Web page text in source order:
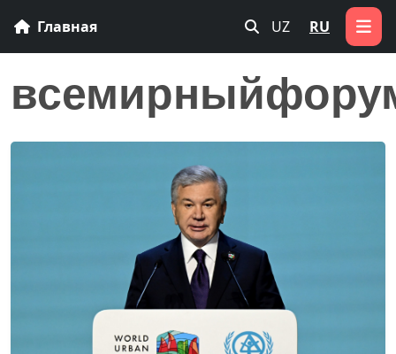
Главная UZ RU